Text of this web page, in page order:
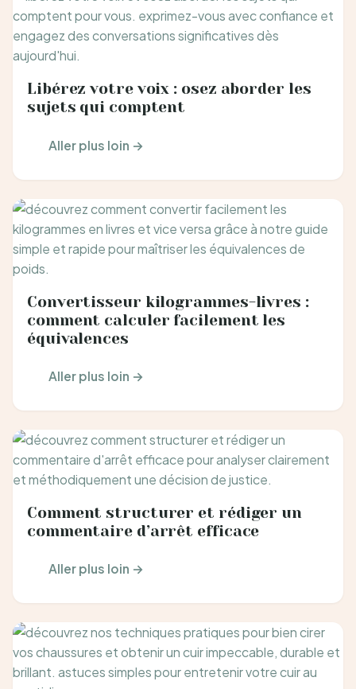
Libérez votre voix : osez aborder les
sujets qui comptent
Aller plus loin →
Convertisseur kilogrammes-livres :
comment calculer facilement les
équivalences
Aller plus loin →
Comment structurer et rédiger un
commentaire d’arrêt efficace
Aller plus loin →